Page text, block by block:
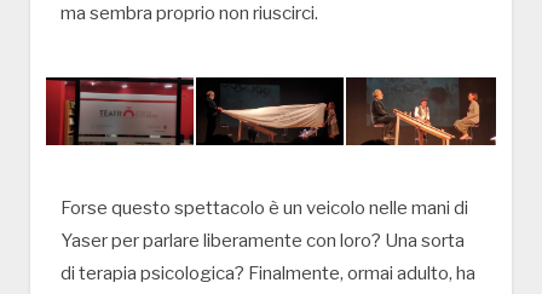
ma sembra proprio non riuscirci.
Forse questo spettacolo è un veicolo nelle mani di
Yaser per parlare liberamente con loro? Una sorta
di terapia psicologica? Finalmente, ormai adulto, ha